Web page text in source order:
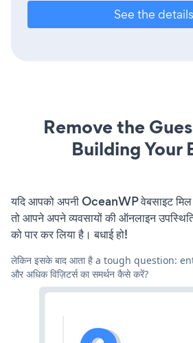
See the details
Remove the
Building Your
यदि आपको अपनी OceanWP वेबसाइट
तो आपने अपने व्यवसायों की ऑनलाइन
को पार कर लिया है। बधाई हो!
लेकिन इसके बाद आता है a tough question:
और अधिक विज़िटर्स का समर्थन कैसे करें?